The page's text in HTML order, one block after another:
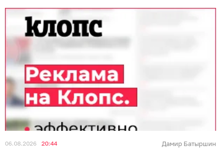
06.08.2026 20:44 Дамир Батыршин